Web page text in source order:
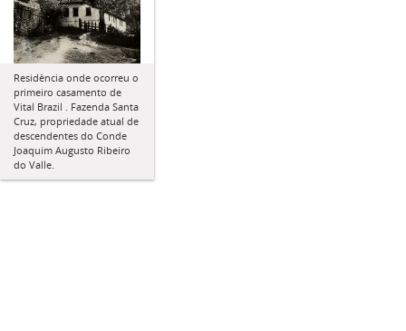
Residência onde ocorreu o
primeiro casamento de
Vital Brazil . Fazenda Santa
Cruz, propriedade atual de
descendentes do Conde
Joaquim Augusto Ribeiro
do Valle.